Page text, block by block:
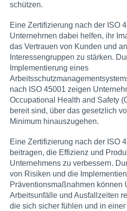
schützen.
Eine Zertifizierung nach der ISO
Unternehmen dabei helfen, ihr
das Vertrauen von Kunden und
Interessengruppen zu stärken.
Implementierung eines
nach ISO 45001 zeigen
Occupational Health and Safety
bereit sind, über das gesetzlich
Minimum hinauszugehen.
Eine Zertifizierung nach der ISO
beitragen, die Effizienz und
Unternehmens zu verbessern.
von Risiken und die
Präventionsmaßnahmen können
Arbeitsunfälle und Ausfallzeiten
die sich sicher fühlen und in